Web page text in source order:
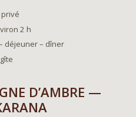
2 h
déjeuner – dîner
D’AMBRE —